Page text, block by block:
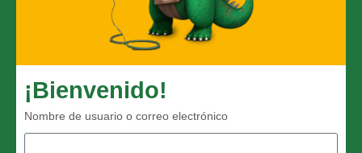
¡Bienvenido!
Nombre de usuario o correo electrónico